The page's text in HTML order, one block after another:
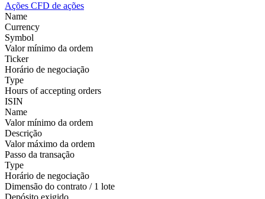
Ações CFD de ações
Name
Currency
Symbol
Valor mínimo da ordem
Ticker
Horário de negociação
Type
Hours of accepting orders
ISIN
Name
Valor mínimo da ordem
Descrição
Valor máximo da ordem
Passo da transação
Type
Horário de negociação
Dimensão do contrato / 1 lote